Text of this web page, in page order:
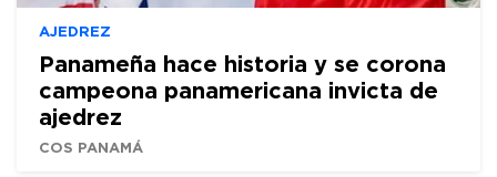
AJEDREZ
Panameña hace historia y se corona
campeona panamericana invicta de
ajedrez
COS PANAMÁ